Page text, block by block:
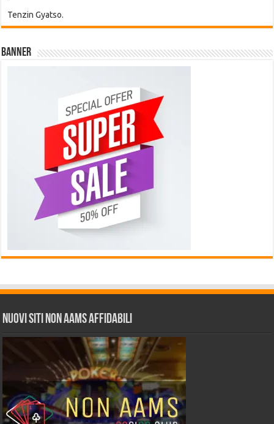
Tenzin Gyatso.
Banner
Nuovi siti non AAMS affidabili